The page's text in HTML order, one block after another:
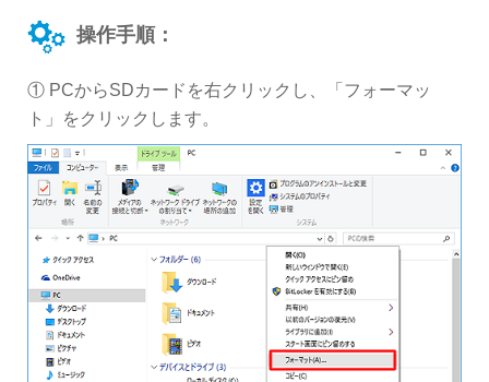
操作手順：
① PCからSDカードを右クリックし、「フォーマッ
ト」をクリックします。